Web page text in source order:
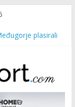
plasirali
Brotnjo 2026.
Bevanda i
na realizaciji